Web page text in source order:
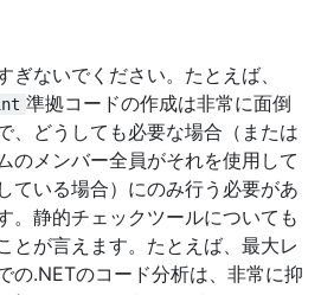
ぎないでください。たとえば、
準拠コードの作成は非常に面倒
、どうしても必要な場合（または
のメンバー全員がそれを使用して
ている場合）にのみ行う必要があ
。静的チェックツールについても
とが言えます。たとえば、最大レ
の.NETのコード分析は、非常に抑